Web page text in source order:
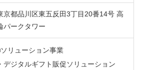
第5回 メディアレーダー EXPERT
WEBINAR WEEK 登壇に関するご案内
【2022年・デジタルギフト完全版】
SNS・販促施策にデジタルギフトを
京都品川区東五反田3丁目20番14号 高
パークタワー
リューション事業
・デジタルギフト販促ソリューション